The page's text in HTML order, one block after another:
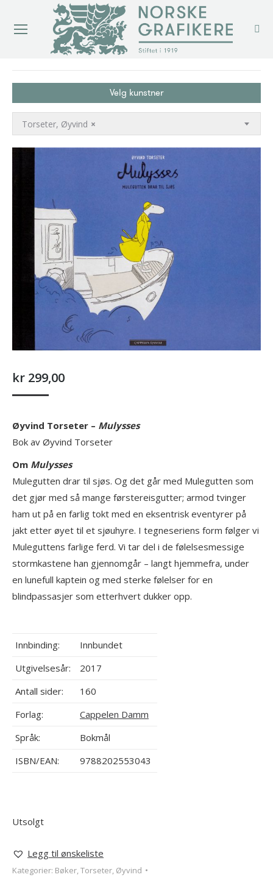
Velg kunstner
×
Torseter, Øyvind
kr 299,00
Øyvind Torseter – Mulysses
Bok av Øyvind Torseter
Om Mulysses
Mulegutten drar til sjøs. Og det går med Mulegutten som
det gjør med så mange førstereisgutter; armod tvinger
ham ut på en farlig tokt med en eksentrisk eventyrer på
jakt etter øyet til et sjøuhyre. I tegneseriens form følger vi
Muleguttens farlige ferd. Vi tar del i de følelsesmessige
stormkastene han gjennomgår – langt hjemmefra, under
en lunefull kaptein og med sterke følelser for en
blindpassasjer som etterhvert dukker opp.
Innbinding:
Innbundet
Utgivelsesår:
2017
Antall sider:
160
Forlag:
Cappelen Damm
Språk:
Bokmål
ISBN/EAN:
9788202553043
Utsolgt
Legg til ønskeliste
Kategorier: Bøker,Torseter, Øyvind